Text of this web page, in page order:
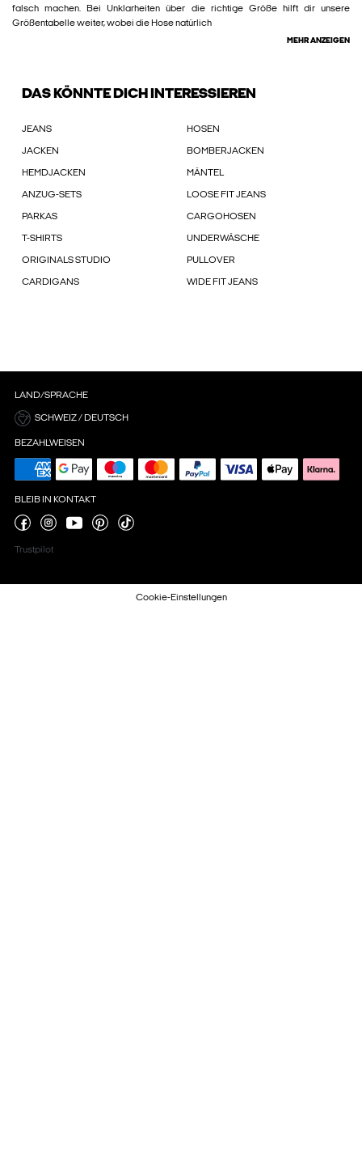
falsch machen. Bei Unklarheiten über die richtige Größe hilft dir unsere
Größentabelle weiter, wobei die Hose natürlich
MEHR ANZEIGEN
DAS KÖNNTE DICH INTERESSIEREN
JEANS HOSEN
JACKEN BOMBERJACKEN
HEMDJACKEN MÄNTEL
ANZUG-SETS LOOSE FIT JEANS
PARKAS CARGOHOSEN
T-SHIRTS UNDERWÄSCHE
ORIGINALS STUDIO PULLOVER
CARDIGANS WIDE FIT JEANS
LAND/SPRACHE
SCHWEIZ / DEUTSCH
BEZAHLWEISEN
BLEIB IN KONTAKT
Trustpilot
Cookie-Einstellungen